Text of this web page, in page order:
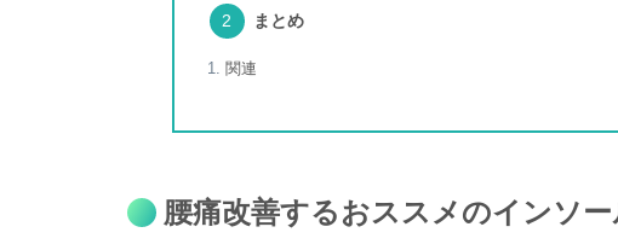
まとめ
関連
腰痛改善するおススメのインソ